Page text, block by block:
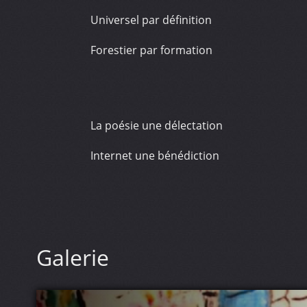
Universel par définition
Forestier par formation
La poésie une délectation
Internet une bénédiction
La peinture à l huile une grande passion
Galerie